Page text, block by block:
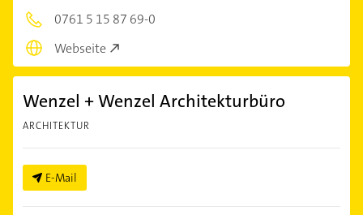
0761 5 15 87 69-0
Webseite
Wenzel + Wenzel Architekturbüro
ARCHITEKTUR
E-Mail